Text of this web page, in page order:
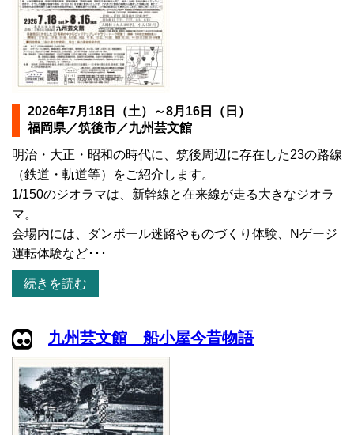
2026年7月18日（土）～8月16日（日）
福岡県／筑後市／九州芸文館
明治・大正・昭和の時代に、筑後周辺に存在した23の路線
（鉄道・軌道等）をご紹介します。
1/150のジオラマは、新幹線と在来線が走る大きなジオラ
マ。
会場内には、ダンボール迷路やものづくり体験、Nゲージ
運転体験など･･･
続きを読む
九州芸文館 船小屋今昔物語